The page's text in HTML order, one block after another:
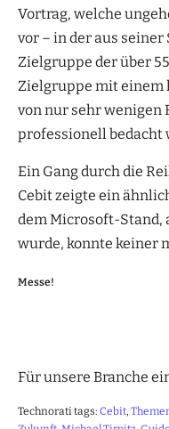
Vortrag, welche
vor – in der aus
Zielgruppe der über
Zielgruppe mit einem
von nur sehr
professionell bedacht
Ein Gang durch die
Cebit zeigte ein
dem Microsoft-Stand,
wurde, konnte keiner
Messe!
Für unsere Branche
Technorati tags: Cebit,